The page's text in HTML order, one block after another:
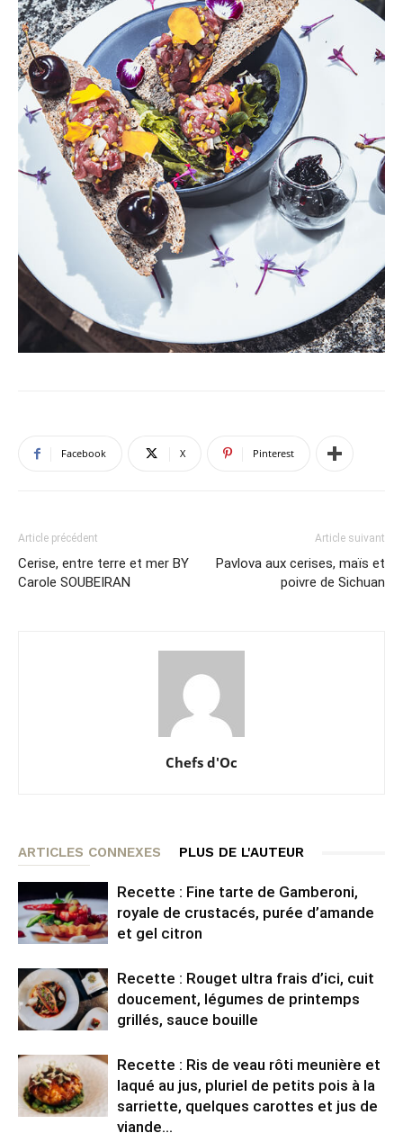
Facebook X Pinterest
Article précédent
Cerise, entre terre et mer BY
Carole SOUBEIRAN
Article suivant
Pavlova aux cerises, maïs et
poivre de Sichuan
Chefs d'Oc
ARTICLES CONNEXES PLUS DE L'AUTEUR
Recette : Fine tarte de Gamberoni,
royale de crustacés, purée d’amande
et gel citron
Recette : Rouget ultra frais d’ici, cuit
doucement, légumes de printemps
grillés, sauce bouille
Recette : Ris de veau rôti meunière et
laqué au jus, pluriel de petits pois à la
sarriette, quelques carottes et jus de
viande...